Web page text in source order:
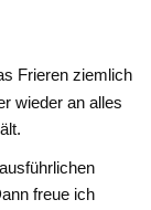
Frieren ziemlich
wieder an alles
freue ich